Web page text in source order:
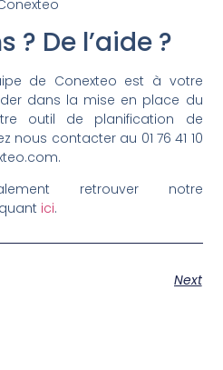
? De l’aide ?
de Conexteo est à votre
dans la mise en place du
outil de planification de
nous contacter au 01 76 41 10
retrouver notre
ici.
Next